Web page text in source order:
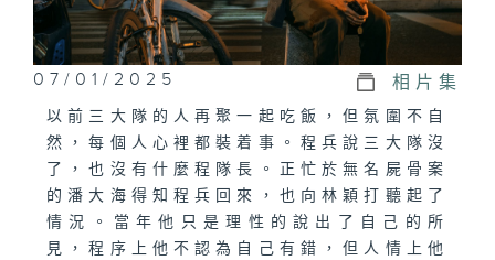
07/01/2025 相片集
以前三大隊的人再聚一起吃飯，但氛圍不自
然，每個人心裡都裝着事。程兵說三大隊沒
了，也沒有什麼程隊長。正忙於無名屍骨案
的潘大海得知程兵回來，也向林穎打聽起了
情況。當年他只是理性的說出了自己的所
見，程序上他不認為自己有錯，但人情上他